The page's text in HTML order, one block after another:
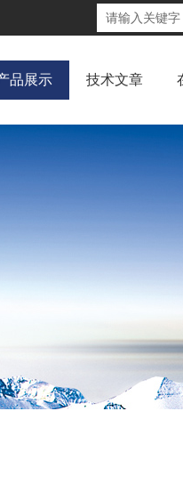
品展示 技术文章